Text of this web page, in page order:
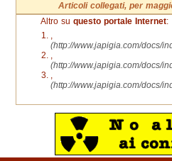
Articoli collegati, per
Altro su questo portale Internet:
,
(http://www.japigia.com/docs/
,
(http://www.japigia.com/docs/
,
(http://www.japigia.com/docs/